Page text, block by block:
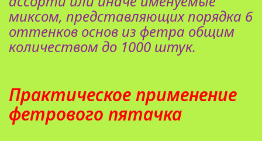
миксом, представляющих порядка 6
оттенков основ из фетра общим
количеством до 1000 штук.
Практическое применение
фетрового пятачка